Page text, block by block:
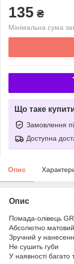
135 ₴
Мінімальна сума
Що таке
Замовлення
Доступна
Опис
Опис
Помада-олівець GR
Абсолютно матовий
Зручний у
Не сушить губи
У наявності багато